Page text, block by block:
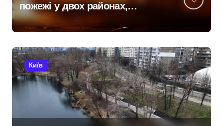
пожежі у двох районах,
постраждалі на місці події
Київ